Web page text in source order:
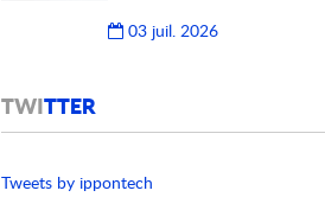
03 juil. 2026
TWITTER
Tweets by ippontech